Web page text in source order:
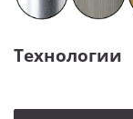
Технологии